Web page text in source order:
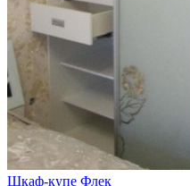
Шкаф-купе Флек